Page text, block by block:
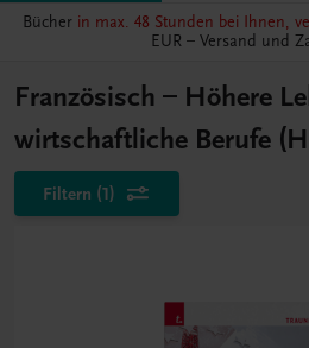
Bücher in max. 48 Stunden bei Ihnen,
EUR – Versand und
Französisch – Höhere
wirtschaftliche Berufe
Filtern (1)